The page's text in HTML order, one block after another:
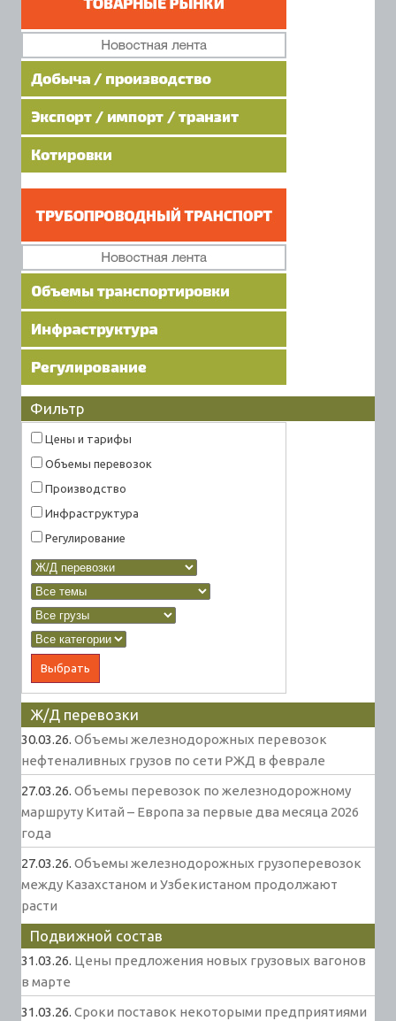
Фильтр
Цены и тарифы
Объемы перевозок
Производство
Инфраструктура
Регулирование
Ж/Д перевозки
30.03.26. Объемы железнодорожных перевозок
нефтеналивных грузов по сети РЖД в феврале
27.03.26. Объемы перевозок по железнодорожному
маршруту Китай – Европа за первые два месяца 2026
года
27.03.26. Объемы железнодорожных грузоперевозок
между Казахстаном и Узбекистаном продолжают
расти
Подвижной состав
31.03.26. Цены предложения новых грузовых вагонов
в марте
31.03.26. Сроки поставок некоторыми предприятиями